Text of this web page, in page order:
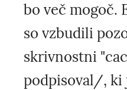
bo več mogoč.
so vzbudili
skrivnostni
podpisoval/, ki